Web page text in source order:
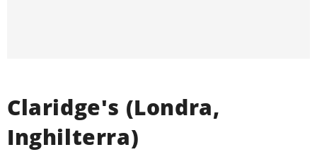
Claridge's (Londra,
Inghilterra)